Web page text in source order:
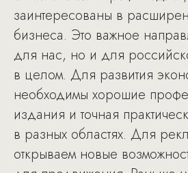
заинтересованы в
бизнеса. Это важное
для нас, но и для
в целом. Для развития
необходимы хорошие
издания и точная
в разных областях. Для
открываем новые